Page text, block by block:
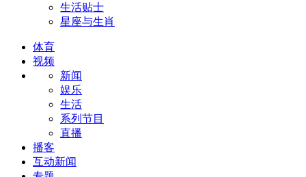
生活贴士
星座与生肖
体育
视频
新闻
娱乐
生活
系列节目
直播
播客
互动新闻